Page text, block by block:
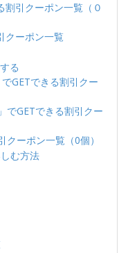
割引クーポン一覧（０
クーポン一覧
る
GETできる割引クー
でGETできる割引クー
クーポン一覧（0個）
む方法